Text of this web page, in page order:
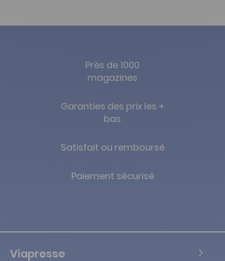
Près de 1000
magazines
Garanties des prix les +
bas
Satisfait ou remboursé
Paiement sécurisé
Viapresse